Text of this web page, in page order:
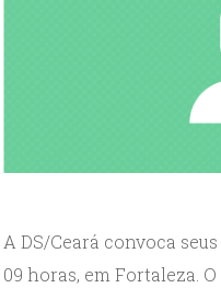
A DS/Ceará convoca
09 horas, em Fortaleza.